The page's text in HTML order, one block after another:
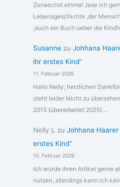
Zunaechst einmal ,lese ich
Lebensgeschichte ,der
,auch ein Buch ueber die
Susannezu Johhana
ihr erstes Kind“
11. Februar 2026
Hallo Nelly, herzlichen
steht leider leicht zu
2015 (überarbeitet 2025)…
Nelly L zu Johhana
erstes Kind“
10. Februar 2026
Ich würde ihren Artikel gerne
nutzen, allerdings kann ich